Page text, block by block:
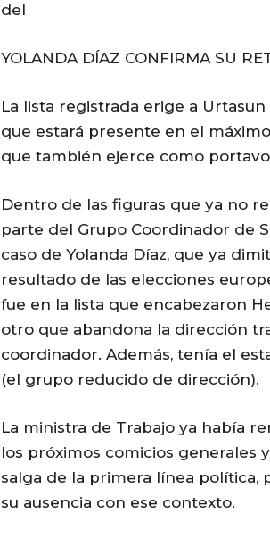
del
YOLANDA DÍAZ CONFIRMA SU
La lista registrada erige a
que estará presente en el
que también ejerce como
Dentro de las figuras que ya no
parte del Grupo Coordinador de
caso de Yolanda Díaz, que ya
resultado de las elecciones
fue en la lista que encabezaron
otro que abandona la dirección
coordinador. Además, tenía el
(el grupo reducido de dirección).
La ministra de Trabajo ya había
los próximos comicios generales
salga de la primera línea
su ausencia con ese contexto.